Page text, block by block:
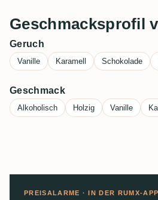
Geschmacksprofil
Geruch
Vanille Karamell Schokolade
Geschmack
Alkoholisch Holzig Vanille
PREISALARME · IN DER RUMX-APP